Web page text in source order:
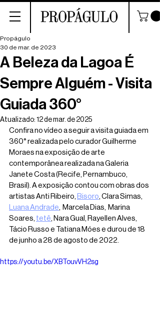
A Beleza da Lagoa É
Sempre Alguém - Visita
Guiada 360°
Propágulo
30 de mar. de 2023
Atualizado: 12 de mar. de 2025
Confira no vídeo a seguir a visita guiada em
360° realizada pelo curador Guilherme
Moraes na exposição de arte
contemporânea realizada na Galeria
Janete Costa (Recife, Pernambuco,
Brasil). A exposição contou com obras dos
artistas Anti Ribeiro, Bisoro, Clara Simas,
Luana Andrade,  Marcela Dias,  Marina
Soares, tetê, Nara Gual, Rayellen Alves,
Tácio Russo e Tatiana Móes e durou de 18
de junho a 28 de agosto de 2022.
https://youtu.be/XBTouvVH2sg